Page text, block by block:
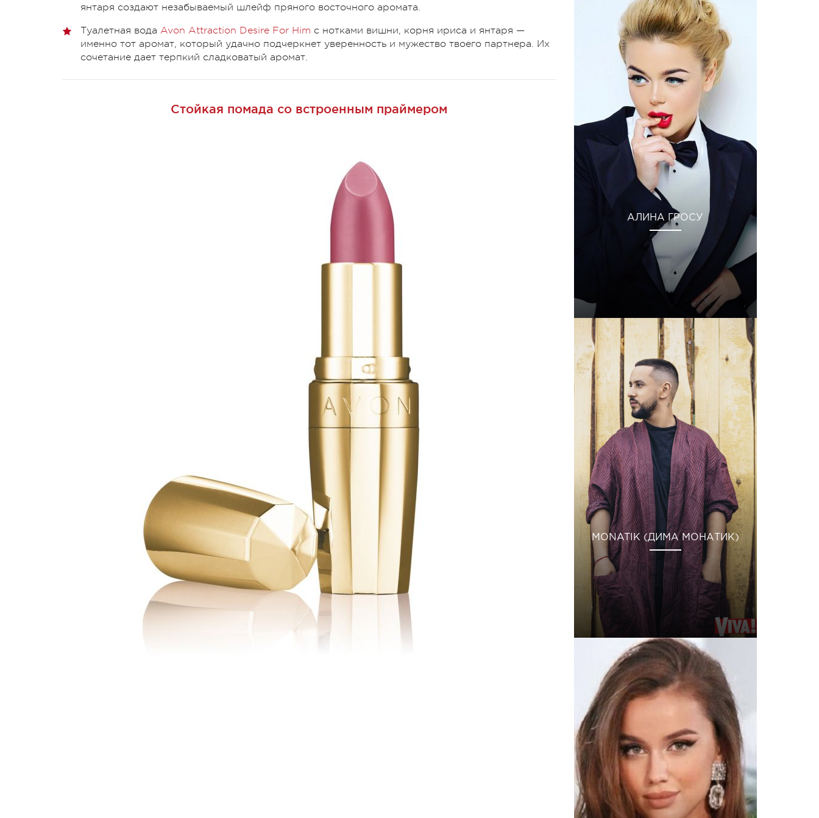
янтаря создают незабываемый шлейф пряного восточного аромата.
Туалетная вода Avon Attraction Desire For Him с нотками вишни, корня ириса и янтаря —
именно тот аромат, который удачно подчеркнет уверенность и мужество твоего партнера. Их
сочетание дает терпкий сладковатый аромат.
Стойкая помада со встроенным праймером
АЛИНА ГРОСУ
MONATIK (ДИМА МОНАТИК)